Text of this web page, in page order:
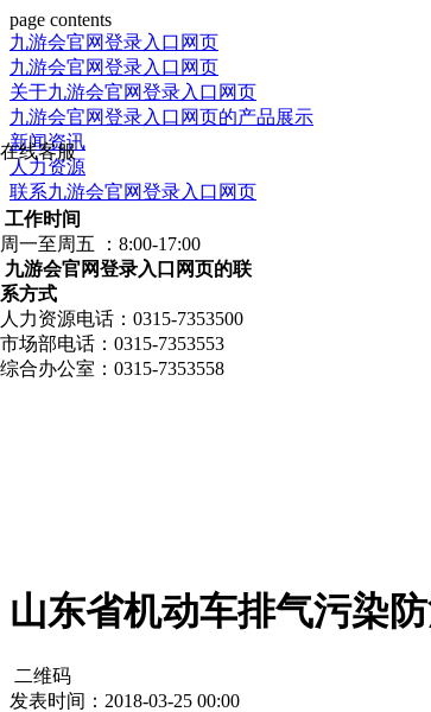
page contents
九游会官网登录入口网页
九游会官网登录入口网页
关于九游会官网登录入口网页
九游会官网登录入口网页的产品展示
新闻资讯
人力资源
联系九游会官网登录入口网页
山东省机动车排气污染
二维码
发表时间：2018-03-25 00:00
在线客服
工作时间
周一至周五 ：8:00-17:00
九游会官网登录入口网页的联
系方式
人力资源电话：0315-7353500
市场部电话：0315-7353553
综合办公室：0315-7353558